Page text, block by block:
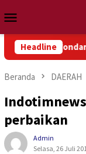
ke
kontenMobile
Headline
Wondama
Beranda DAERAH
perbaikan
Admin
Selasa, 26 Juli